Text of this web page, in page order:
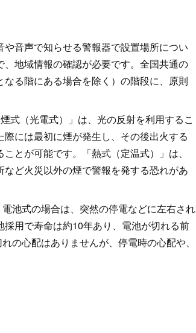
や音声で知らせる警報器で設置場所につい
地域情報の確認が必要です。全国共通の
る階にある場合を除く）の階段に、原則
式（光電式）」は、光の反射を利用するこ
には最初に煙が発生し、その後出火する
とが可能です。「熱式（定温式）」は、
ど火災以外の煙で警報を発する恐れがあ
池式の場合は、突然の停電などに左右され
用で寿命は約10年あり、電池が切れる前
の心配はありませんが、停電時の心配や、